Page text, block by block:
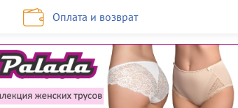
Оплата и возврат